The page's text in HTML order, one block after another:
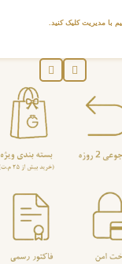
با مدیریت کلیک کنید.